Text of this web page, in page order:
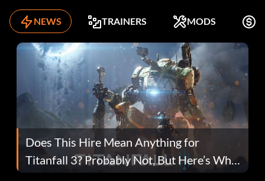
NEWS TRAINERS MODS
Does This Hire Mean Anything for
Titanfall 3? Probably Not, But Here’s Why
Fans Are Hopeful